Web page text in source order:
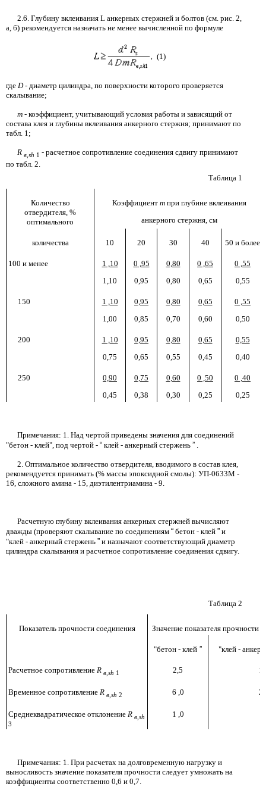
2.6. Глубину вклеивания Lанкерных стержней и болтов (см. рис. 2,
а, б) рекомендуется назначать не менее вычисленной по формуле
(1)
где D- диаметр цилиндра, по поверхности которого проверяется
скалывание;
т- коэффициент, учитывающий условия работы и зависящий от
состава клея и глубины вклеивания анкерного стержня; принимают по
табл. 1 ;
R в,sh 1 -расчетное сопротивление соединения сдвигу принимают
по табл. 2.
Таблица 1
Количество
отвердителя, %
оптимального
Коэффициент тпри глубине вклеивания
анкерного стержня, см
количества 10 20 30 40 50 и более
100 и менее 1 ,10
1,10
0 ,95
0,95
0,80
0,80
0 ,65
0,65
0 ,55
0,55
150 1 ,10
1,00
0,95
0,85
0,80
0,70
0,65
0,60
0 ,55
0,50
200 1 ,10
0,75
0,95
0,65
0,80
0,55
0,65
0,45
0,55
0,40
250
0,90
0,45
0,75
0,38
0,60
0,30
0 ,50
0,25
0 ,40
0,25
Примечания: 1.Над чертой приведены значения для соединений
"бетон - клей", под чертой - “ клей - анкерный стержень ” .
2.Оптимальное количество отвердителя, вводимого в состав клея,
рекомендуется принимать (% массы эпоксидной смолы): УП-0633М -
16, сложного амина - 15, диэтилентриамина - 9.
Расчетную глубину вклеивания анкерных стержней вычисляют
дважды (проверяют скалывание по соединениям “ бетон - клей ” и
"клей - анкерный стержень ” и назначают соответствующий диаметр
цилиндра скалывания и расчетное сопротивление соединения сдвигу.
Таблица 2
Показатель прочности соединения Значение показателя прочности
"бетон - клей ” "клей -
Расчетное сопротивление R в ,sh 1 2,5
Временное сопротивление R в ,sh 2 6 ,0
Среднеквадратическое отклонение R в ,sh
3
1 ,0
Примечания: 1.При расчетах на долговременную нагрузку и
выносливость значение показателя прочности следует умножать на
коэффициенты соответственно 0,6 и 0,7.